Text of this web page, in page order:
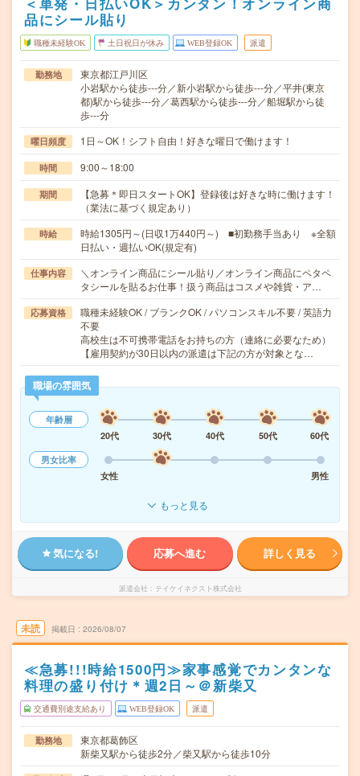
品にシール貼り
職種未経験OK 土日祝日が休み WEB登録OK 派遣
勤務地
東京都江戸川区
小岩駅から徒歩---分／新小岩駅から徒歩---分／平井(東京
都)駅から徒歩---分／葛西駅から徒歩---分／船堀駅から徒
歩---分
曜日頻度 1日～OK！シフト自由！好きな曜日で働けます！
時間 9:00～18:00
期間
【急募＊即日スタートOK】登録後は好きな時に働けます！
（業法に基づく規定あり）
時給
時給1305円～(日収1万440円～) ■初勤務手当あり ※全額
日払い・週払いOK(規定有)
仕事内容
＼オンライン商品にシール貼り／オンライン商品にペタペ
タシールを貼るお仕事！扱う商品はコスメや雑貨・ア…
応募資格
職種未経験OK / ブランクOK / パソコンスキル不要 / 英語力
不要
高校生は不可携帯電話をお持ちの方（連絡に必要なため）
【雇用契約が30日以内の派遣は下記の方が対象とな…
職場の雰囲気
年齢層
20代
30代 40代 50代
60代
男女比率
女性
男性
もっと見る
気になる! 応募へ進む 詳しく見る
派遣会社 テイケイネクスト株式会社
未読 掲載日 2026/08/07
≪急募!!!時給1500円≫家事感覚でカンタンな
料理の盛り付け＊週2日～＠新柴又
交通費別途支給あり WEB登録OK 派遣
勤務地
東京都葛飾区
新柴又駅から徒歩2分／柴又駅から徒歩10分